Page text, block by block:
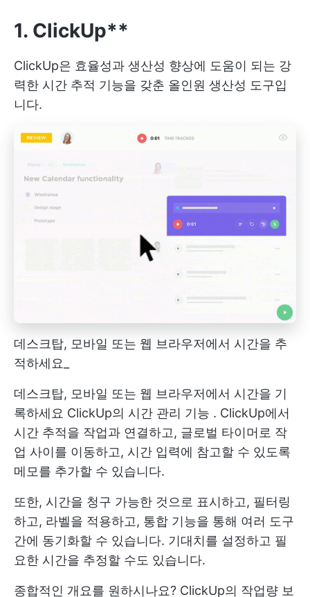
1. ClickUp**
ClickUp은 효율성과 생산성 향상에 도움이 되는 강
력한 시간 추적 기능을 갖춘 올인원 생산성 도구입
니다.
데스크탑, 모바일 또는 웹 브라우저에서 시간을 추
적하세요_
데스크탑, 모바일 또는 웹 브라우저에서 시간을 기
록하세요 ClickUp의 시간 관리 기능 . ClickUp에서
시간 추적을 작업과 연결하고, 글로벌 타이머로 작
업 사이를 이동하고, 시간 입력에 참고할 수 있도록
메모를 추가할 수 있습니다.
또한, 시간을 청구 가능한 것으로 표시하고, 필터링
하고, 라벨을 적용하고, 통합 기능을 통해 여러 도구
간에 동기화할 수 있습니다. 기대치를 설정하고 필
요한 시간을 추정할 수도 있습니다.
종합적인 개요를 원하시나요? ClickUp의 작업량 보